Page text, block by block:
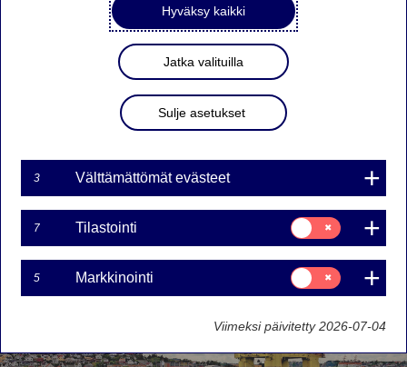
Norjan osakemarkkina käyttäytyy eri tavalla kuin muut
Pohjoismaiden markkinat. Syynä ei ole pelkästään öljy ja
kaasu, vaan myös se, että markkinaan vaikuttavat
vahvasti energia-, merenkulku- ja kalatalous.
28. HUHTIKUU 2026 6MINUUTTIA
Eurooppa Innovaatio Skandinavia
Hyväksy kaikki
Jatka valituilla
Sulje asetukset
3 Välttämättömät evästeet
7 Tilastointi
Suostumusvalinta:
Tilastointi
5 Markkinointi
Suostumusvalinta:
Markkinointi
Viimeksi päivitetty 2026-07-04